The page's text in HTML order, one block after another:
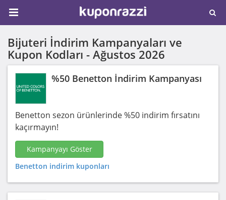
Bijuteri İndirim Kampanyaları ve
Kupon Kodları - Ağustos 2026
%50 Benetton İndirim Kampanyası
Benetton sezon ürünlerinde %50 indirim fırsatını
kaçırmayın!
Kampanyayı Göster
Benetton indirim kuponları